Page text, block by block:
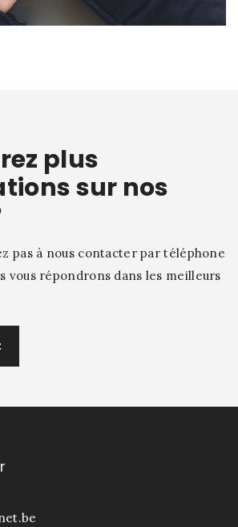
plus
sur nos
pas à nous contacter par téléphone
vous répondrons dans les meilleurs